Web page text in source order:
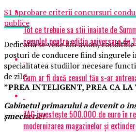
S1 aprobare criterii concursuri
publice
Dedicatia se vede din avion,
posturi de conducere fiind singurele
specialitatea studiilor necesare
de zile.
”PREA INTELIGENT, PREA CA LA
Cabinetul primarului a devenit o
şmecherie!
Tot ce trebuie sa stii inainte de
complet pentru editia aniversara de
Cum ar fi dacă ceasul tău s-ar
TAG investește 500.000 de euro în
modernizarea magazinelor și